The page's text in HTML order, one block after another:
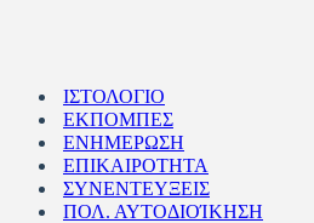
ΙΣΤΟΛΟΓΙΟ
ΕΚΠΟΜΠΕΣ
ΕΝΗΜΕΡΩΣΗ
ΕΠΙΚΑΙΡΟΤΗΤΑ
ΣΥΝΕΝΤΕΥΞΕΙΣ
ΠΟΛ. ΑΥΤΟΔΙΟΊΚΗΣΗ